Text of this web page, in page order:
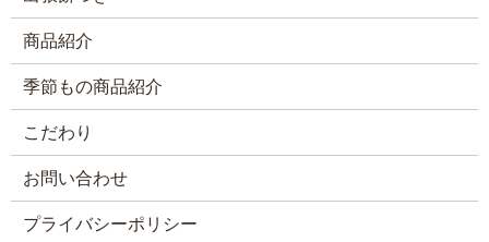
商品紹介
季節もの商品紹介
こだわり
お問い合わせ
プライバシーポリシー